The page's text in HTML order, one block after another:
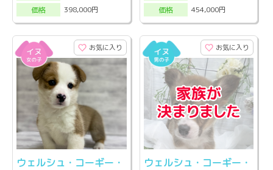
価格
398,000円
価格
454,000円
お気に入り
ウェルシュ・コーギー・
お気に入り
ウェルシュ・コーギー・